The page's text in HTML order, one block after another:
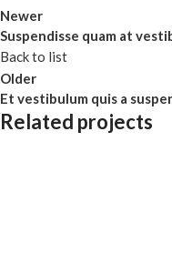
Newer
Suspendisse quam at
Back to list
Older
Et vestibulum quis a
Related projects